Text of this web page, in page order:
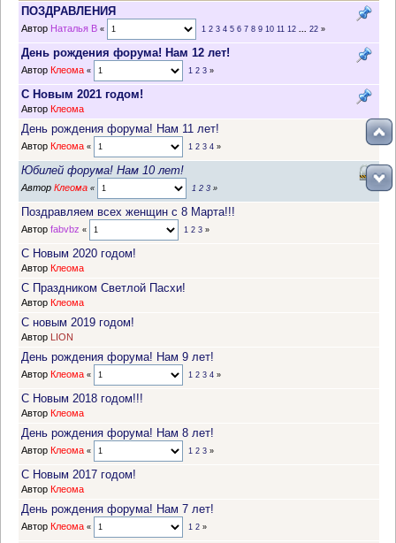
ПОЗДРАВЛЕНИЯ
Автор Наталья В « 1 2 3 4 5 6 7 8 9 10 11 12 ... 22»
День рождения форума! Нам 12 лет!
Автор Клеома « 1 2 3»
С Новым 2021 годом!
Автор Клеома
День рождения форума! Нам 11 лет!
Автор Клеома « 1 2 3 4»
Юбилей форума! Нам 10 лет!
Автор Клеома « 1 2 3»
Поздравляем всех женщин с 8 Марта!!!
Автор fabvbz « 1 2 3»
С Новым 2020 годом!
Автор Клеома
С Праздником Светлой Пасхи!
Автор Клеома
С новым 2019 годом!
Автор LION
День рождения форума! Нам 9 лет!
Автор Клеома « 1 2 3 4»
С Новым 2018 годом!!!
Автор Клеома
День рождения форума! Нам 8 лет!
Автор Клеома « 1 2 3»
С Новым 2017 годом!
Автор Клеома
День рождения форума! Нам 7 лет!
Автор Клеома « 1 2»